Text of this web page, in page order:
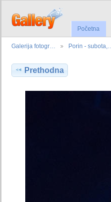
Početna
Galerija fotogr… Porin - subota,…
Prethodna